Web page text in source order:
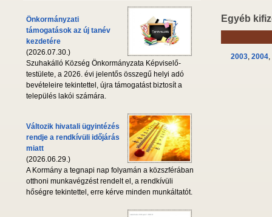
Önkormányzati
támogatások az új tanév
kezdetére
(2026.07.30.)
Szuhakálló Község Önkormányzata Képviselő-
testülete, a 2026. évi jelentős összegű helyi adó
bevételeire tekintettel, újra támogatást biztosít a
település lakói számára.
Változik hivatali ügyintézés
rendje a rendkívüli időjárás
miatt
(2026.06.29.)
A Kormány a tegnapi nap folyamán a közszférában
otthoni munkavégzést rendelt el, a rendkívüli
hőségre tekintettel, erre kérve minden munkáltatót.
Egyéb
2003, 2004,